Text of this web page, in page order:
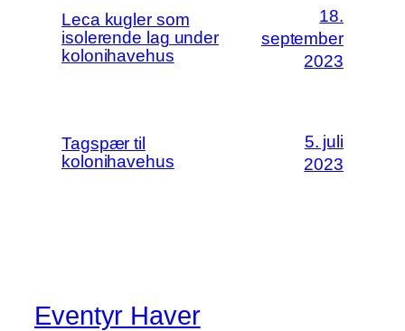
Leca kugler som
isolerende lag under
kolonihavehus
18.
september
2023
Tagspær til
kolonihavehus
5. juli
2023
Eventyr Haver